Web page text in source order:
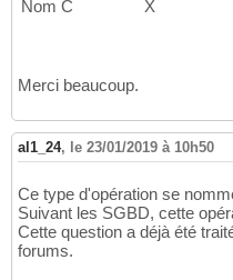
Nom C
X
Merci beaucoup.
al1_24, le 23/01/2019 à 10h50
Ce type d'opération se
Suivant les SGBD, cette
Cette question a déjà été
forums.